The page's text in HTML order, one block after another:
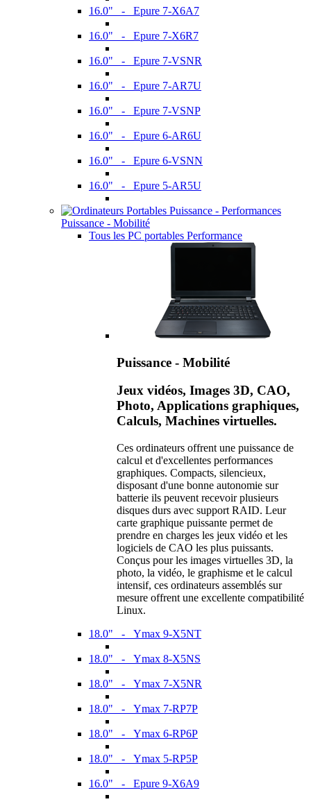
16.0" - Epure 7-X6A7
16.0" - Epure 7-X6R7
16.0" - Epure 7-VSNR
16.0" - Epure 7-AR7U
16.0" - Epure 7-VSNP
16.0" - Epure 6-AR6U
16.0" - Epure 6-VSNN
16.0" - Epure 5-AR5U
Puissance - Mobilité
Tous les PC portables Performance
Puissance - Mobilité
Jeux vidéos, Images 3D, CAO,
Photo, Applications graphiques,
Calculs, Machines virtuelles.
Ces ordinateurs offrent une puissance de
calcul et d'excellentes performances
graphiques. Compacts, silencieux,
disposant d'une bonne autonomie sur
batterie ils peuvent recevoir plusieurs
disques durs avec support RAID. Leur
carte graphique puissante permet de
prendre en charges les jeux vidéo et les
logiciels de CAO les plus puissants.
Conçus pour les images virtuelles 3D, la
photo, la vidéo, le graphisme et le calcul
intensif, ces ordinateurs assemblés sur
mesure offrent une excellente compatibilité
Linux.
18.0" - Ymax 9-X5NT
18.0" - Ymax 8-X5NS
18.0" - Ymax 7-X5NR
18.0" - Ymax 7-RP7P
18.0" - Ymax 6-RP6P
18.0" - Ymax 5-RP5P
16.0" - Epure 9-X6A9